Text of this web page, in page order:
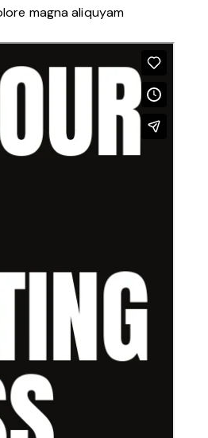
magna aliquyam